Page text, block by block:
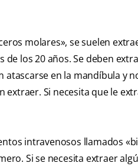
molares», se suelen
los 20 años. Se deben
en la mandíbula y
extraer. Si necesita que le
intravenosos llamados
Si se necesita extraer